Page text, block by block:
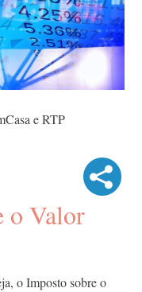
e RTP
o Valor
o Imposto sobre o